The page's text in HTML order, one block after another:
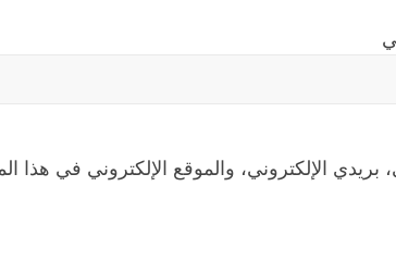
الإلكتروني، والموقع الإلكتروني في هذا